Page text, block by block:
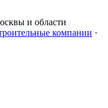
и области
компании ·